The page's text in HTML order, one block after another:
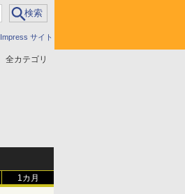
Impress サイト
全カテゴリ
1カ月